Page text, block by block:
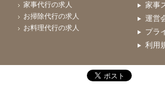
家事代行の求人
お掃除代行の求人
お料理代行の求人
家事
運営
プラ
利用